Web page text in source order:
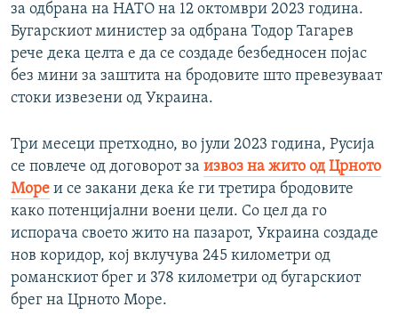
за одбрана на НАТО на 12 октомври 2023 година.
Бугарскиот министер за одбрана Тодор Тагарев
рече дека целта е да се создаде безбедносен појас
без мини за заштита на бродовите што превезуваат
стоки извезени од Украина.
Три месеци претходно, во јули 2023 година, Русија
се повлече од договорот за извоз на жито од Црното
Море и се закани дека ќе ги третира бродовите
како потенцијални воени цели. Со цел да го
испорача своето жито на пазарот, Украина создаде
нов коридор, кој вклучува 245 километри од
романскиот брег и 378 километри од бугарскиот
брег на Црното Море.